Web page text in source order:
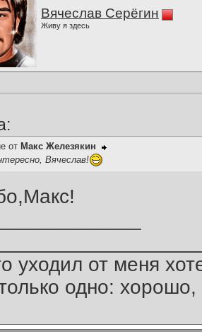
Вячеслав Серёгин
Живу я здесь
от Макс Железякин
Вячеслав!
уходил от меня
одно: